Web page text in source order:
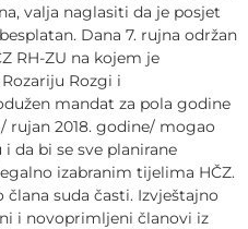
valja naglasiti da je posjet
Dana 7. rujna održan
RH-ZU na kojem je
Rozgi i
mandat za pola godine
rujan 2018. godine/ mogao
da bi se sve planirane
izabranim tijelima HČZ.
suda časti. Izvještajno
i novoprimljeni članovi iz